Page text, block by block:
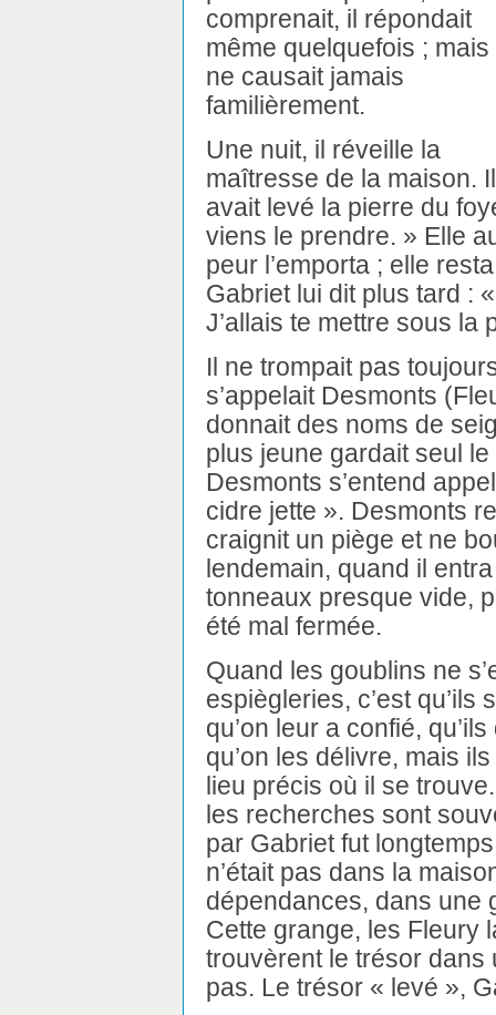
comprenait, il répondait
même quelquefois ; mais
ne causait jamais
familièrement.
Une nuit, il réveille la
maîtresse de la maison. Il
avait levé la pierre du
viens le prendre. » Elle
peur l’emporta ; elle
Gabriet lui dit plus tard :
J’allais te mettre sous la
Il ne trompait pas
s’appelait Desmonts
donnait des noms de
plus jeune gardait seul
Desmonts s’entend
cidre jette ». Desmonts
craignit un piège et ne
lendemain, quand il
tonneaux presque vide,
été mal fermée.
Quand les goublins ne
espiègleries, c’est qu’ils
qu’on leur a confié,
qu’on les délivre, mais
lieu précis où il se
les recherches sont
par Gabriet fut
n’était pas dans la
dépendances, dans une
Cette grange, les Fleury
trouvèrent le trésor dans
pas. Le trésor « levé »,